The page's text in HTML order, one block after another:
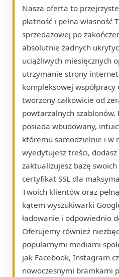
Nasza oferta to
płatność i pełna
sprzedażowej po
absolutnie żadnych
uciążliwych miesięcznych
utrzymanie strony
kompleksowej
tworzony całkowicie od
powtarzalnych szablonów.
posiada wbudowany,
któremu samodzielnie i w
wyedytujesz treści,
zaktualizujesz bazę
certyfikat SSL dla
Twoich klientów oraz
kątem wyszukiwarki
ładowanie i odpowiednio
Oferujemy również
popularnymi mediami
jak Facebook, Instagram
nowoczesnymi bramkami